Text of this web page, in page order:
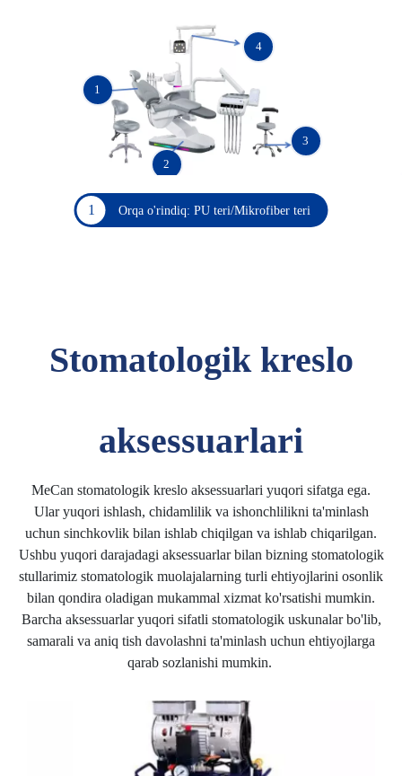
1
2
3
4
1 Orqa o'rindiq: PU teri/Mikrofiber teri
Stomatologik kreslo
aksessuarlari
MeCan stomatologik kreslo aksessuarlari yuqori sifatga ega.
Ular yuqori ishlash, chidamlilik va ishonchlilikni ta'minlash
uchun sinchkovlik bilan ishlab chiqilgan va ishlab chiqarilgan.
Ushbu yuqori darajadagi aksessuarlar bilan bizning stomatologik
stullarimiz stomatologik muolajalarning turli ehtiyojlarini osonlik
bilan qondira oladigan mukammal xizmat ko'rsatishi mumkin.
Barcha aksessuarlar yuqori sifatli stomatologik uskunalar bo'lib,
samarali va aniq tish davolashni ta'minlash uchun ehtiyojlarga
qarab sozlanishi mumkin.